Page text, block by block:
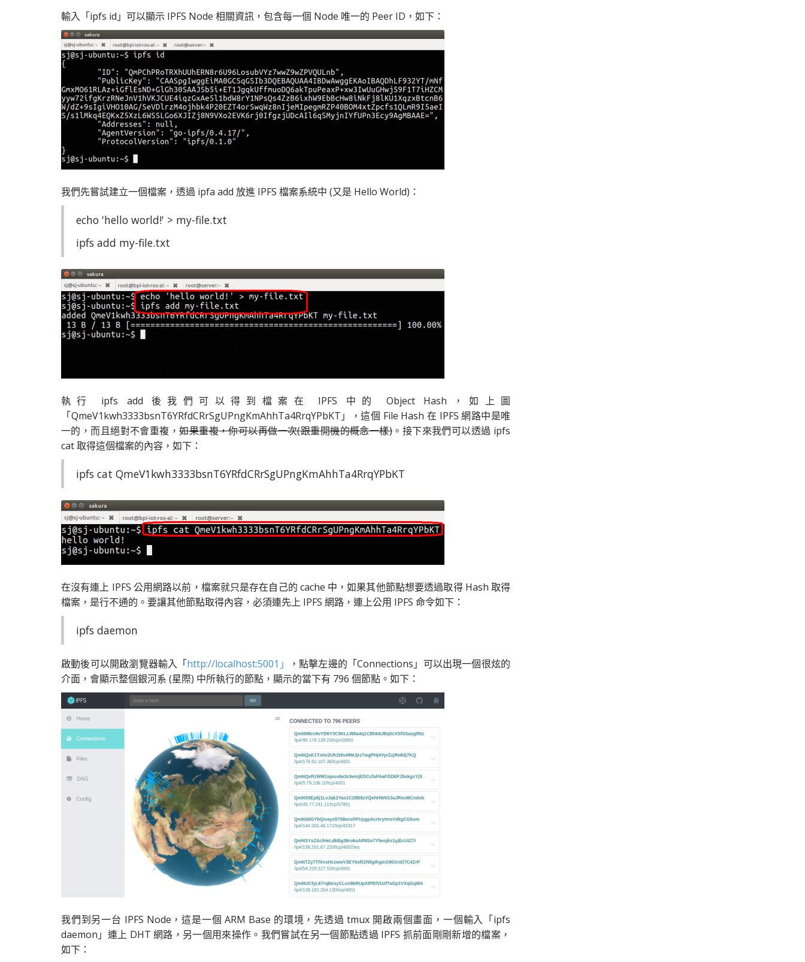
輸入「ipfs id」可以顯示 IPFS Node 相關資訊，包含每一個 Node 唯一的 Peer ID，如下：
我們先嘗試建立一個檔案，透過 ipfa add 放進 IPFS 檔案系統中 (又是 Hello World)：
echo 'hello world!' > my-file.txt
ipfs add my-file.txt
執行 ipfs add 後我們可以得到檔案在 IPFS 中的 Object Hash，如上圖
「QmeV1kwh3333bsnT6YRfdCRrSgUPngKmAhhTa4RrqYPbKT」，這個 File Hash 在 IPFS 網路中是唯
一的，而且絕對不會重複，如果重複，你可以再做一次(跟重開機的概念一樣)。接下來我們可以透過 ipfs
cat 取得這個檔案的內容，如下：
ipfs cat QmeV1kwh3333bsnT6YRfdCRrSgUPngKmAhhTa4RrqYPbKT
在沒有連上 IPFS 公用網路以前，檔案就只是存在自己的 cache 中，如果其他節點想要透過取得 Hash 取得
檔案，是行不通的。要讓其他節點取得內容，必須連先上 IPFS 網路，連上公用 IPFS 命令如下：
ipfs daemon
啟動後可以開啟瀏覽器輸入「http://localhost:5001」
，點擊左邊的「Connections」可以出現一個很炫的
介面，會顯示整個銀河系 (星際) 中所執行的節點，顯示的當下有 796 個節點。如下：
我們到另一台 IPFS Node，這是一個 ARM Base 的環境，先透過 tmux 開啟兩個畫面，一個輸入「ipfs
daemon」連上 DHT 網路，另一個用來操作。我們嘗試在另一個節點透過 IPFS 抓前面剛剛新增的檔案，
如下：